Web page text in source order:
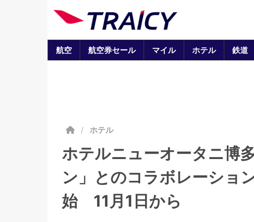
航空 航空券セール マイル ホテル 鉄道
/ ホテル
ホテルニューオータニ博
ン」とのコラボレーショ
始 11月1日から